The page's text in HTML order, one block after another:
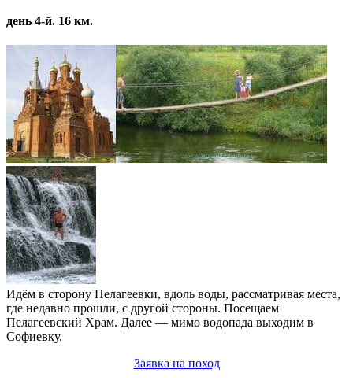
день 4-й. 16 км.
Идём в сторону Пелагеевки, вдоль воды, рассматривая места,
где недавно прошли, с другой стороны. Посещаем
Пелагеевский Храм. Далее — мимо водопада выходим в
Софиевку.
Заявка на поход